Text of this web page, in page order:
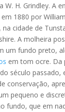
W. H. Grindley. A
1880 por
na cidade de
A molheira
um fundo preto,
em tom ocre. Da
século passado,
conservação,
pequeno e
fundo, que em